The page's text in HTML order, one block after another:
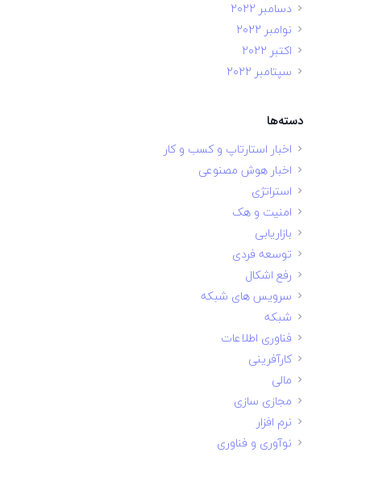
دسامبر 2022
نوامبر 2022
اکتبر 2022
سپتامبر 2022
دسته‌ها
اخبار استارتاپ و کسب و کار
اخبار هوش مصنوعی
استراتژی
امنیت و هک
بازاریابی
توسعه فردی
رفع اشکال
سرویس های شبکه
شبکه
فناوری اطلاعات
کارآفرینی
مالی
مجازی سازی
نرم افزار
نوآوری و فناوری